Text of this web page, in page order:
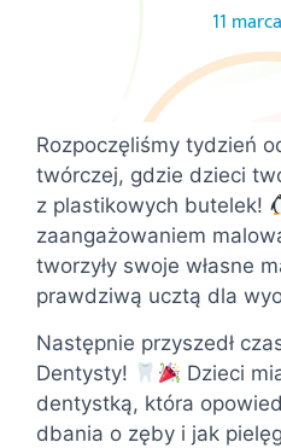
11
Rozpoczęliśmy tydzień
twórczej, gdzie dzieci
z plastikowych butelek!
zaangażowaniem
tworzyły swoje własne
prawdziwą ucztą dla
Następnie przyszedł
Dentysty!
Dzieci
dentystką, która
dbania o zęby i jak